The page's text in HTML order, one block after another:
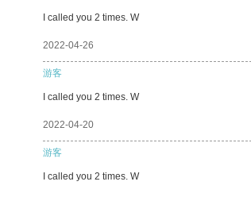
I called you 2 times. W
2022-04-26
游客
I called you 2 times. W
2022-04-20
游客
I called you 2 times. W